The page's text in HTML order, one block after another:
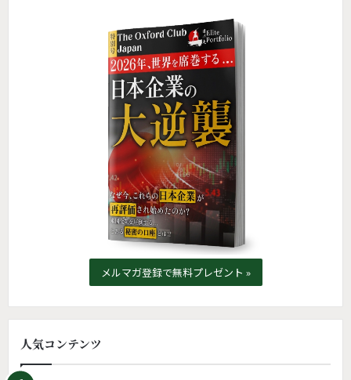
メルマガ登録で無料プレゼント »
人気コンテンツ